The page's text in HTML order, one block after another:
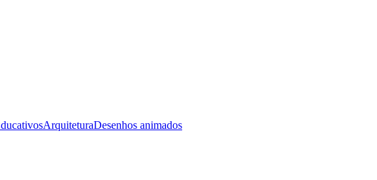
ArquiteturaDesenhos animados